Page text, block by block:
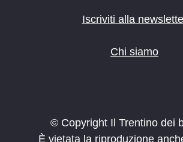
Iscriviti alla
Chi siamo
© Copyright Il Trentino dei
È vietata la riproduzione